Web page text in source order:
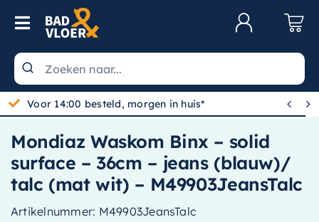
Skip to content
Toggle Navigation
Wastafels
Toiletten
Spiegels
Kranen
Douche
Gratis bezorgd vanaf 100,-
 
Mondiaz Waskom Binx – solid
surface – 36cm – jeans (blauw)/
talc (mat wit) – M49903JeansTalc
Artikelnummer: M49903JeansTalc